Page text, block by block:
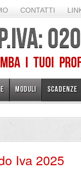
CONTATTI
TUOI
MODULI SCADENZE
Iva 2025